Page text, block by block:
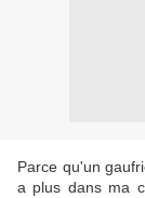
Parce qu'un
a plus dans ma